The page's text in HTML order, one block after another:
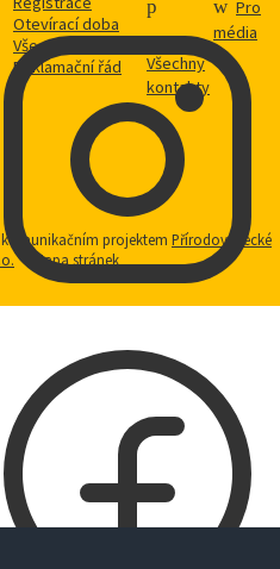
Otevírací doba
Vše o nákupu
Reklamační řád
Všechny
kontakty
Pro
média
projektem Přírodovědecké
Mapa stránek